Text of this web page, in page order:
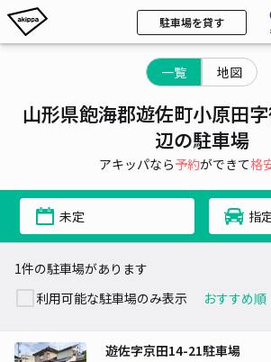
駐車場を貸す
一覧 地図
山形県飽海郡遊佐町小原田
辺の駐車場
アキッパなら予約ができて格
未定 指
1件の駐車場があります
利用可能な駐車場のみ表示
遊佐字京田14-21駐車場